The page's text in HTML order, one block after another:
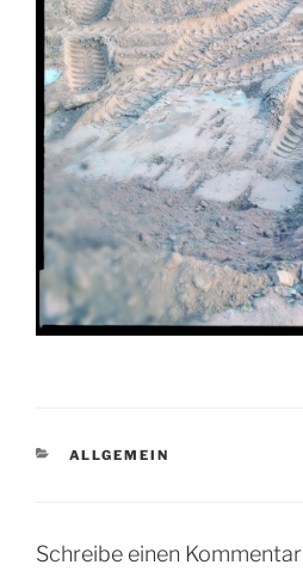
KATEGORIEN
ALLGEMEIN
Schreibe einen Kommentar